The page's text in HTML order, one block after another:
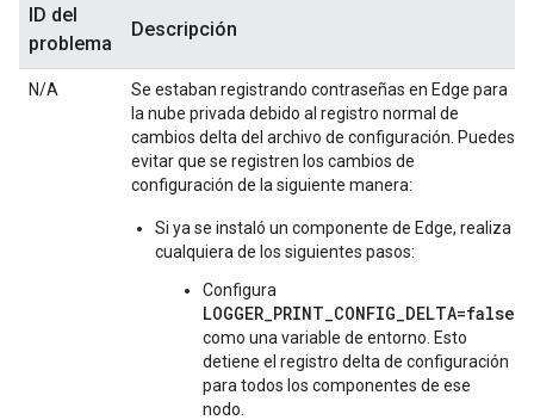
ID del
problema
Descripción
N/A
Se estaban registrando contraseñas en Edge para
la nube privada debido al registro normal de
cambios delta del archivo de configuración. Puedes
evitar que se registren los cambios de
configuración de la siguiente manera:
Si ya se instaló un componente de Edge, realiza
cualquiera de los siguientes pasos:
Configura
LOGGER_PRINT_CONFIG_DELTA=false
como una variable de entorno. Esto
detiene el registro delta de configuración
para todos los componentes de ese
nodo.